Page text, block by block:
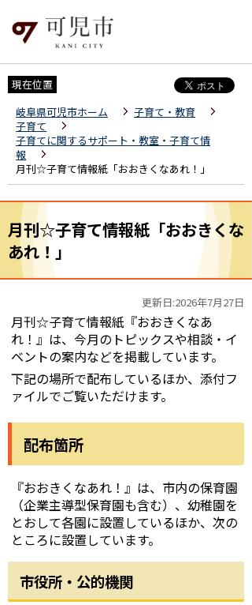
現在位置
岐阜県可児市ホーム
子育て・教育
子育て
子育てに関するサポート・教室・子育て情
報
月刊☆子育て情報紙「おおきくなあれ！」
月刊☆子育て情報紙「おおきくな
あれ！」
更新日:2026年7月27日
月刊☆子育て情報紙『おおきくなあ
れ！』は、今月のトピックスや相談・イ
ベントの案内などを掲載しています。
下記の場所で配布しているほか、添付フ
ァイルでご覧いただけます。
配布箇所
『おおきくなあれ！』は、市内の保育園
（企業主導型保育園も含む）、幼稚園を
とおして各園に設置しているほか、次の
ところに設置しています。
市役所・公的機関